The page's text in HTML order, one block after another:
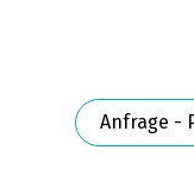
Anfrage -